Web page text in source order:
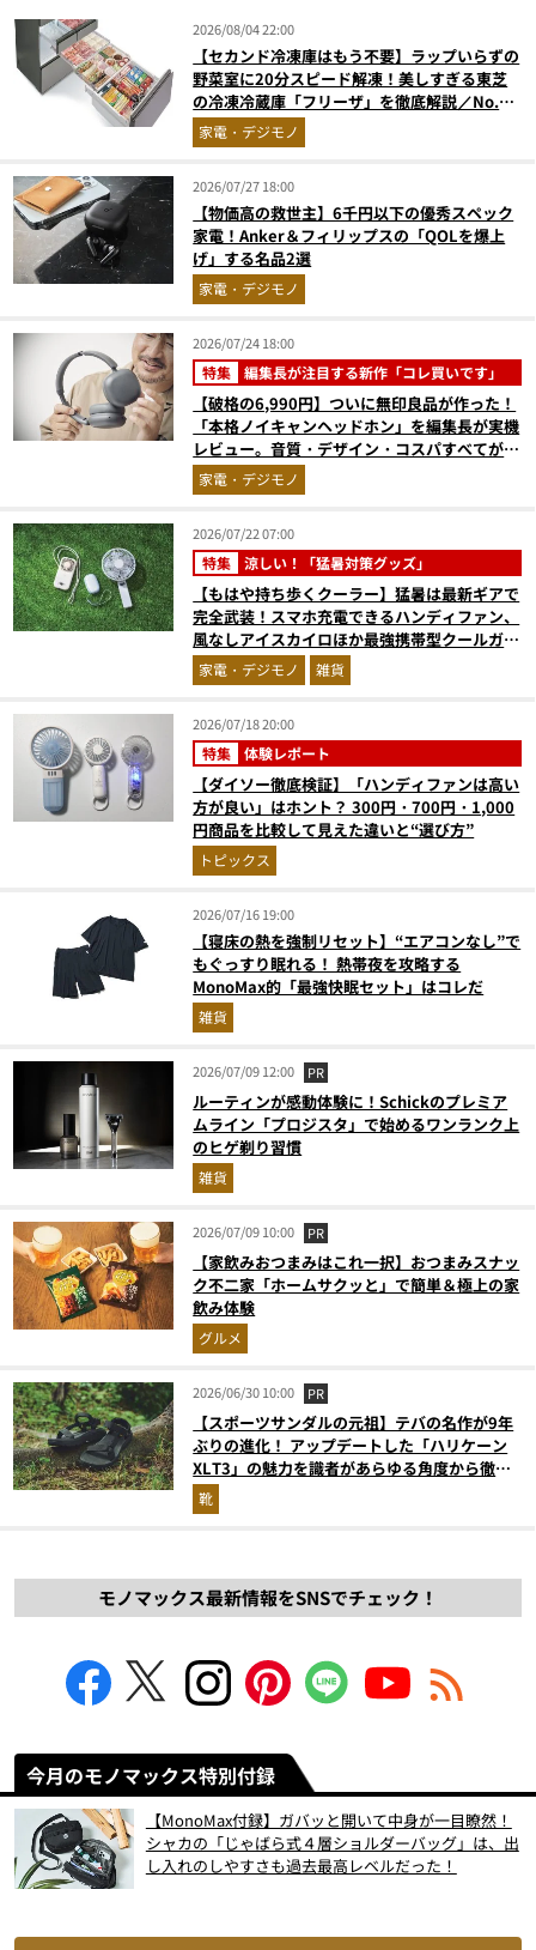
2026/08/04 22:00
【セカンド冷凍庫はもう不要】ラップいらずの
野菜室に20分スピード解凍！美しすぎる東芝
の冷凍冷蔵庫「フリーザ」を徹底解説／No.1
モノ雑誌編集長が選ぶ『センスがいい家電』
Vol.10
家電・デジモノ
2026/07/27 18:00
【物価高の救世主】6千円以下の優秀スペック
家電！Anker＆フィリップスの「QOLを爆上
げ」する名品2選
家電・デジモノ
2026/07/24 18:00
特集 編集長が注目する新作「コレ買いです」
【破格の6,990円】ついに無印良品が作った！
「本格ノイキャンヘッドホン」を編集長が実機
レビュー。音質・デザイン・コスパすべてが大
正解だった『コレ買いです』Vol.171
家電・デジモノ
2026/07/22 07:00
特集 涼しい！「猛暑対策グッズ」
【もはや持ち歩くクーラー】猛暑は最新ギアで
完全武装！スマホ充電できるハンディファン、
風なしアイスカイロほか最強携帯型クールガジ
ェット4選
家電・デジモノ 雑貨
2026/07/18 20:00
特集 体験レポート
【ダイソー徹底検証】「ハンディファンは高い
方が良い」はホント？ 300円・700円・1,000
円商品を比較して見えた違いと“選び方”
トピックス
2026/07/16 19:00
【寝床の熱を強制リセット】“エアコンなし”で
もぐっすり眠れる！ 熱帯夜を攻略する
MonoMax的「最強快眠セット」はコレだ
雑貨
2026/07/09 12:00 PR
ルーティンが感動体験に！Schickのプレミア
ムライン「プロジスタ」で始めるワンランク上
のヒゲ剃り習慣
雑貨
2026/07/09 10:00 PR
【家飲みおつまみはこれ一択】おつまみスナッ
ク不二家「ホームサクッと」で簡単＆極上の家
飲み体験
グルメ
2026/06/30 10:00 PR
【スポーツサンダルの元祖】テバの名作が9年
ぶりの進化！ アップデートした「ハリケーン
XLT3」の魅力を識者があらゆる角度から徹底
解説！
靴
モノマックス最新情報をSNSでチェック！
今月のモノマックス特別付録
【MonoMax付録】ガバッと開いて中身が一目瞭然！
シャカの「じゃばら式４層ショルダーバッグ」は、出
し入れのしやすさも過去最高レベルだった！